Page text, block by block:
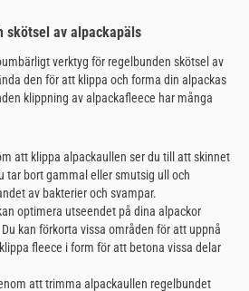
skötsel av alpackapäls
verktyg för regelbunden skötsel av
den för att klippa och forma din alpackas
klippning av alpackafleece har många
att klippa alpackaullen ser du till att skinnet
tar bort gammal eller smutsig ull och
av bakterier och svampar.
optimera utseendet på dina alpackor
kan förkorta vissa områden för att uppnå
fleece i form för att betona vissa delar
att trimma alpackaullen regelbundet